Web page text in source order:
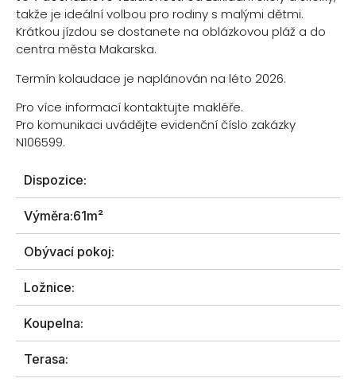
takže je ideální volbou pro rodiny s malými dětmi.
Krátkou jízdou se dostanete na oblázkovou pláž a do
centra města Makarska.
Termín kolaudace je naplánován na léto 2026.
Pro více informací kontaktujte makléře.
Pro komunikaci uvádějte evidenční číslo zakázky
N106599.
Dispozice:
Výměra:61m²
Obývací pokoj:
Ložnice:
Koupelna:
Terasa: